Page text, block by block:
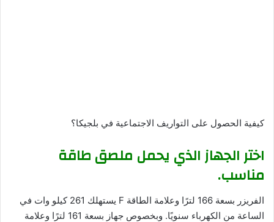
كيفية الحصول على التواريف الاجتماعية في بلجيكا؟
اختر الجهاز الذي يحمل ملصق طاقة
مناسب.
الفريزر بسعة 166 لترًا وعلامة الطاقة F يستهلك 261 كيلو وات في
الساعة من الكهرباء سنويًا. وبخصوص جهاز بسعة 161 لترًا وعلامة